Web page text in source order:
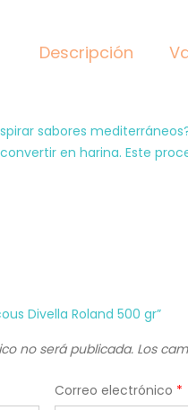
Descripción
sabores
en harina. Este
Divella Roland 500 gr”
no será publicada. Los
Correo electrónico *